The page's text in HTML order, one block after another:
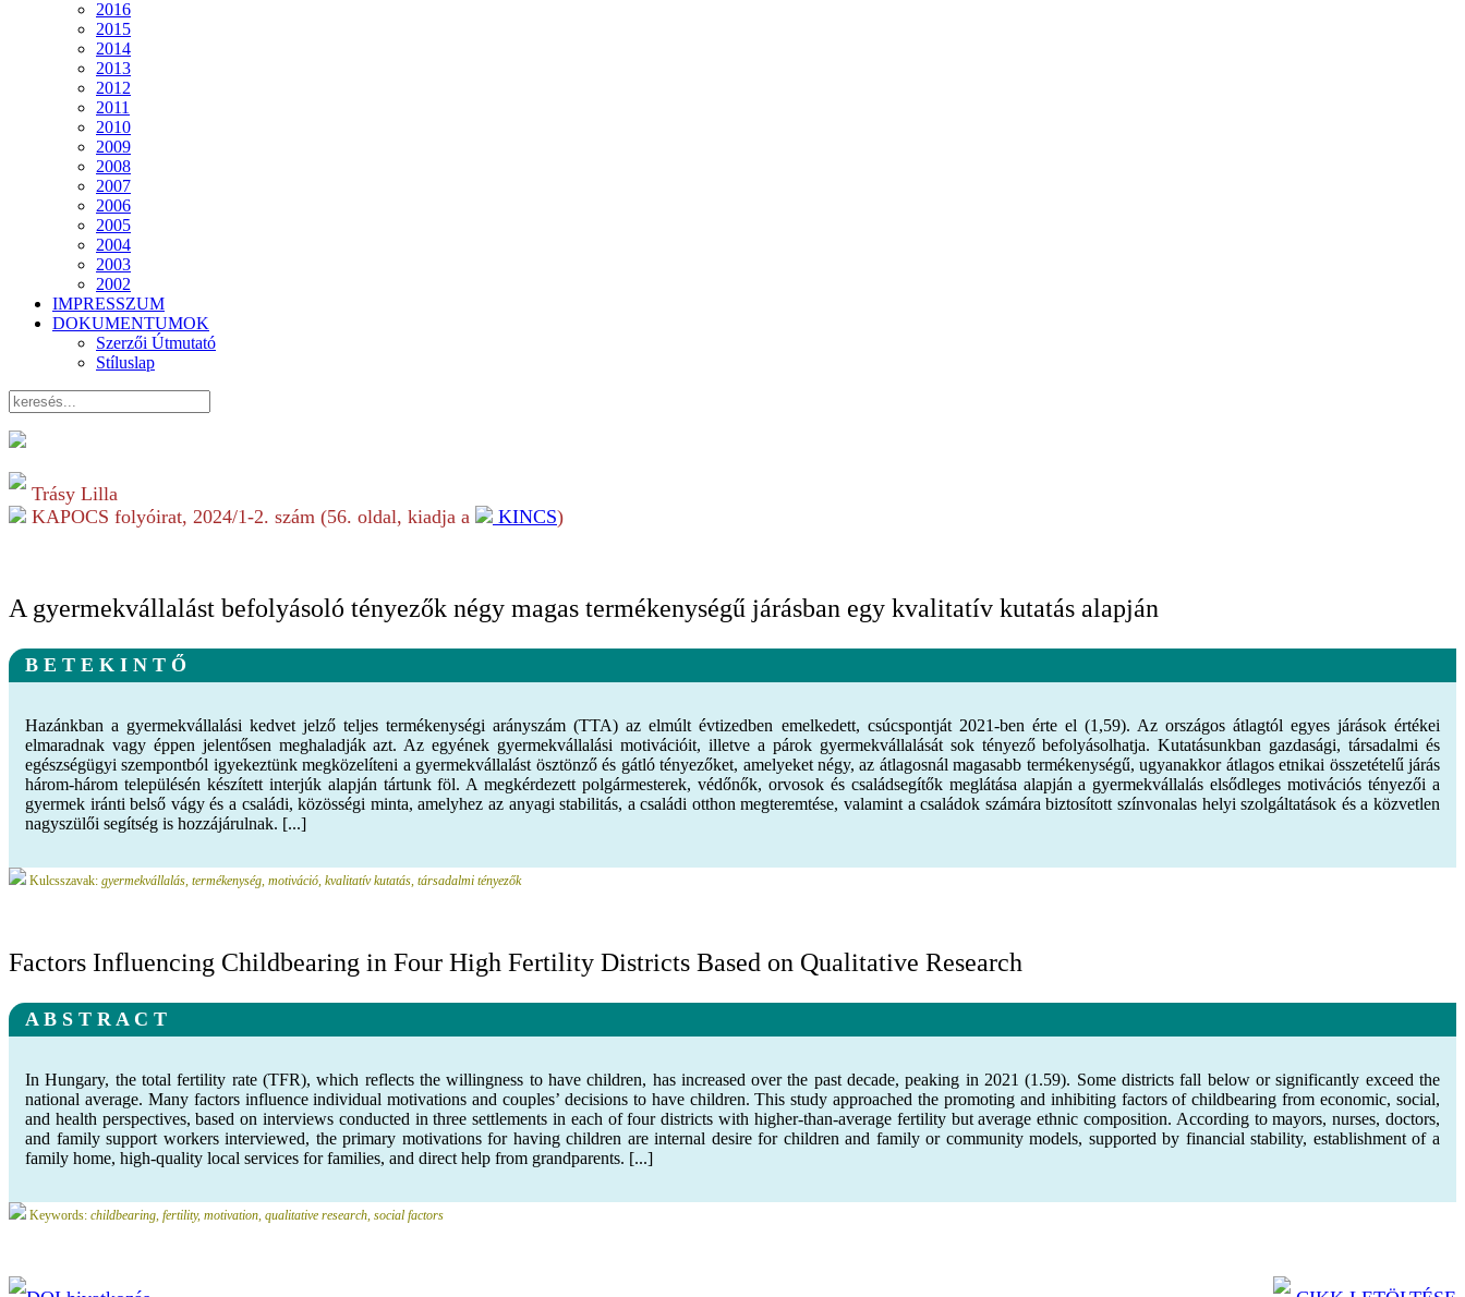
2016
2015
2014
2013
2012
2011
2010
2009
2008
2007
2006
2005
2004
2003
2002
IMPRESSZUM
DOKUMENTUMOK
Szerzői Útmutató
Stíluslap
Trásy Lilla
KAPOCS folyóirat, 2024/1-2. szám (56. oldal, kiadja a KINCS)
A gyermekvállalást befolyásoló tényezők négy magas termékenységű járásban egy kvalitatív kutatás alapján
B E T E K I N T Ő
Hazánkban a gyermekvállalási kedvet jelző teljes termékenységi arányszám (TTA) az elmúlt évtizedben emelkedett, csúcspontját 2021-ben érte el (1,59). Az országos átlagtól egyes járások értékei
elmaradnak vagy éppen jelentősen meghaladják azt. Az egyének gyermekvállalási motivációit, illetve a párok gyermekvállalását sok tényező befolyásolhatja. Kutatásunkban gazdasági, társadalmi és
egészségügyi szempontból igyekeztünk megközelíteni a gyermekvállalást ösztönző és gátló tényezőket, amelyeket négy, az átlagosnál magasabb termékenységű, ugyanakkor átlagos etnikai összetételű járás
három-három településén készített interjúk alapján tártunk föl. A megkérdezett polgármesterek, védőnők, orvosok és családsegítők meglátása alapján a gyermekvállalás elsődleges motivációs tényezői a
gyermek iránti belső vágy és a családi, közösségi minta, amelyhez az anyagi stabilitás, a családi otthon megteremtése, valamint a családok számára biztosított színvonalas helyi szolgáltatások és a közvetlen
nagyszülői segítség is hozzájárulnak. [...]
Kulcsszavak: gyermekvállalás, termékenység, motiváció, kvalitatív kutatás, társadalmi tényezők
Factors Influencing Childbearing in Four High Fertility Districts Based on Qualitative Research
A B S T R A C T
In Hungary, the total fertility rate (TFR), which reflects the willingness to have children, has increased over the past decade, peaking in 2021 (1.59). Some districts fall below or significantly exceed the
national average. Many factors influence individual motivations and couples’ decisions to have children. This study approached the promoting and inhibiting factors of childbearing from economic, social,
and health perspectives, based on interviews conducted in three settlements in each of four districts with higher-than-average fertility but average ethnic composition. According to mayors, nurses, doctors,
and family support workers interviewed, the primary motivations for having children are internal desire for children and family or community models, supported by financial stability, establishment of a
family home, high-quality local services for families, and direct help from grandparents. [...]
Keywords: childbearing, fertility, motivation, qualitative research, social factors